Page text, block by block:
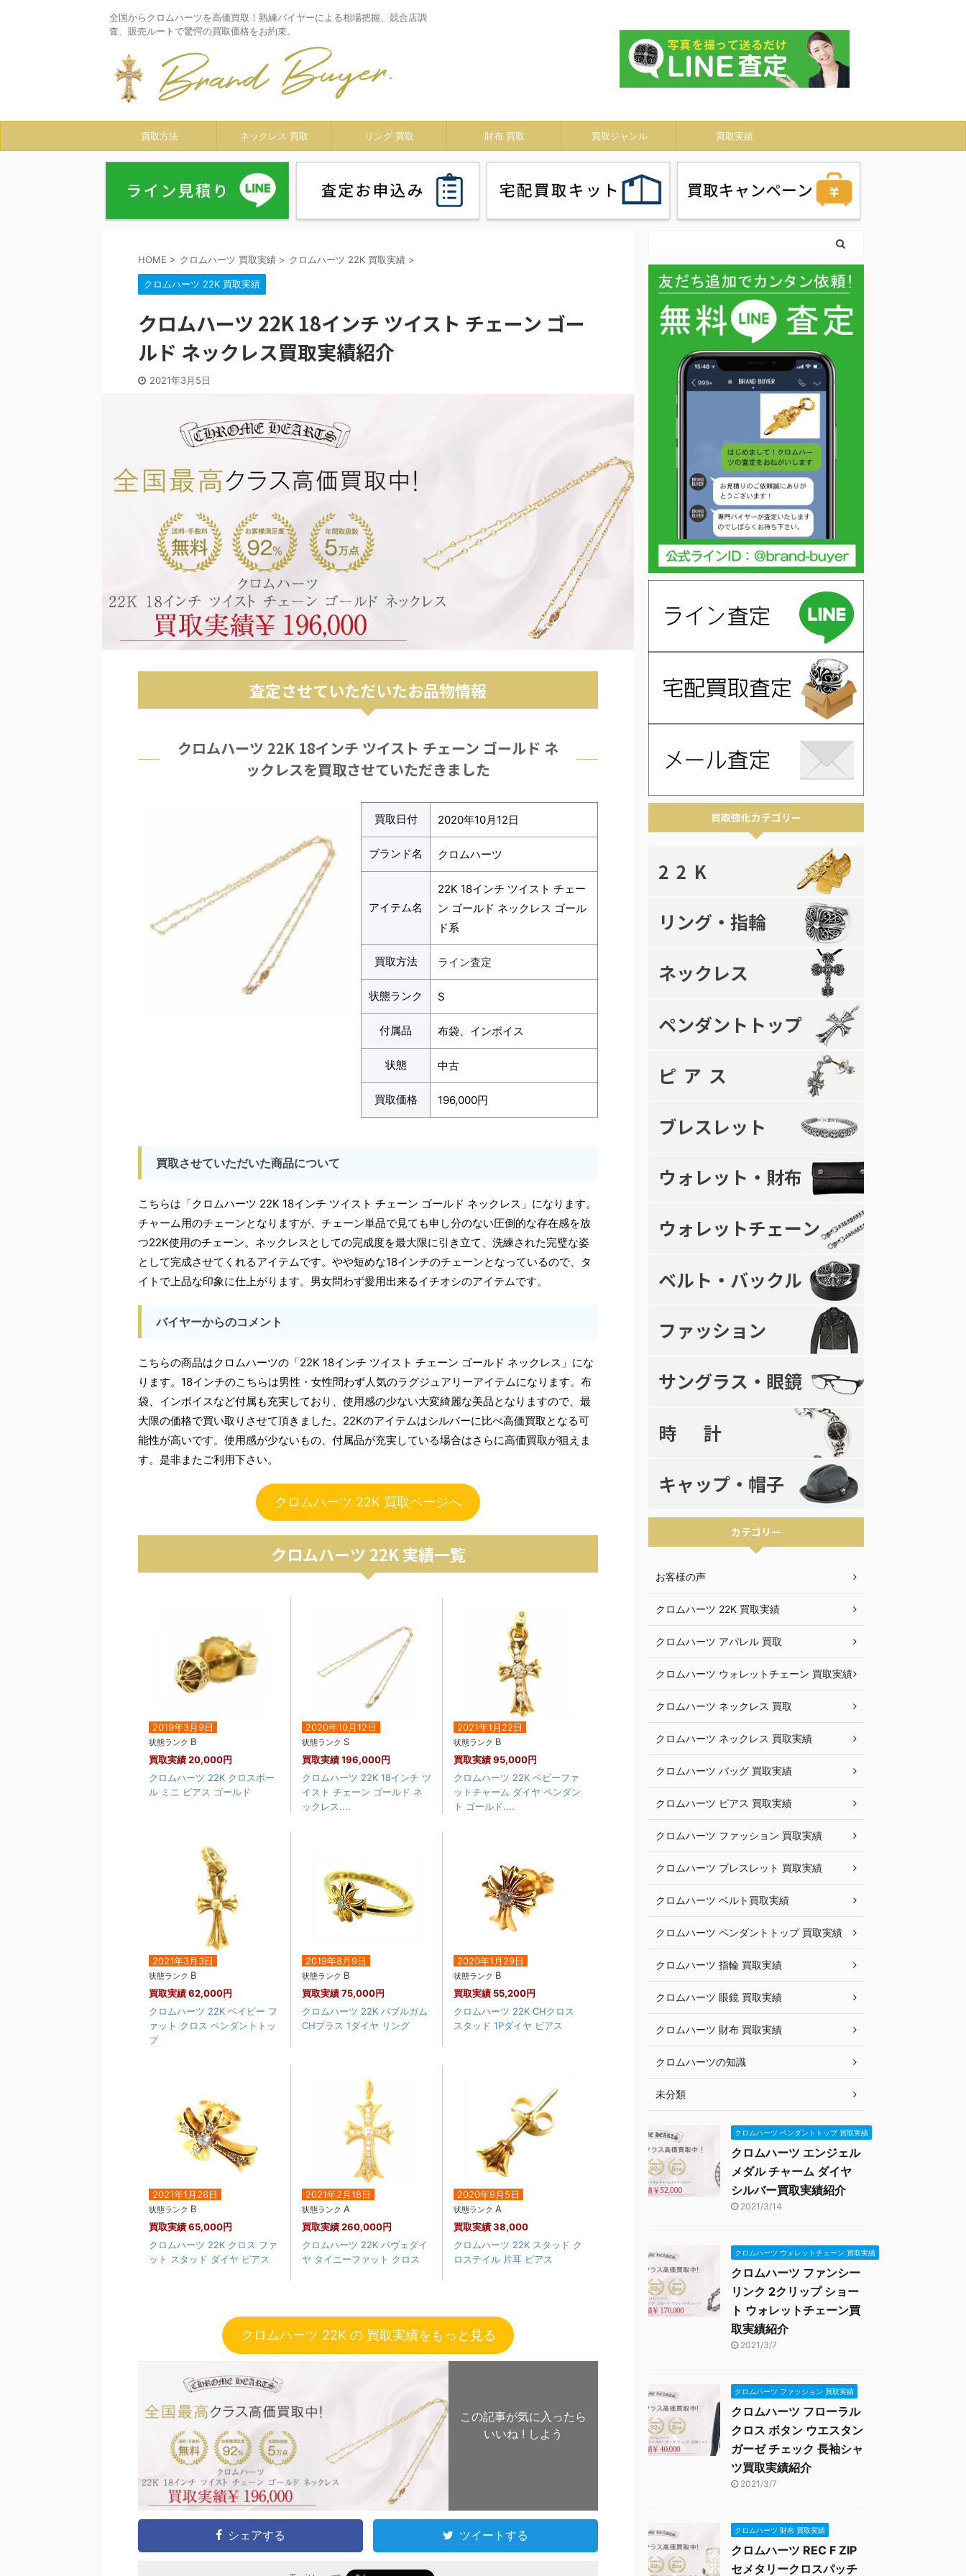
全国からクロムハーツを高価買取！熟練バイヤーによる相場把握、競合店調
査、販売ルートで驚愕の買取価格をお約束。
買取方法 ネックレス 買取 リング 買取 財布 買取 買取ジャンル 買取実績
HOME > クロムハーツ 買取実績 > クロムハーツ 22K 買取実績 >
クロムハーツ 22K 買取実績
クロムハーツ 22K 18インチ ツイスト チェーン ゴー
ルド ネックレス買取実績紹介
2021年3月5日
査定させていただいたお品物情報
クロムハーツ 22K 18インチ ツイスト チェーン ゴールド ネ
ックレスを買取させていただきました
買取日付 2020年10月12日
ブランド名 クロムハーツ
アイテム名
22K 18インチ ツイスト チェー
ン ゴールド ネックレス ゴール
ド系
買取方法 ライン査定
状態ランク S
付属品 布袋、インボイス
状態 中古
買取価格 196,000円
買取させていただいた商品について
こちらは「クロムハーツ 22K 18インチ ツイスト チェーン ゴールド ネックレス」になります。
チャーム用のチェーンとなりますが、チェーン単品で見ても申し分のない圧倒的な存在感を放
つ22K使用のチェーン。ネックレスとしての完成度を最大限に引き立て、洗練された完璧な姿
として完成させてくれるアイテムです。やや短めな18インチのチェーンとなっているので、タ
イトで上品な印象に仕上がります。男女問わず愛用出来るイチオシのアイテムです。
バイヤーからのコメント
こちらの商品はクロムハーツの「22K 18インチ ツイスト チェーン ゴールド ネックレス」にな
ります。18インチのこちらは男性・女性問わず人気のラグジュアリーアイテムになります。布
袋、インボイスなど付属も充実しており、使用感の少ない大変綺麗な美品となりますので、最
大限の価格で買い取りさせて頂きました。22Kのアイテムはシルバーに比べ高価買取となる可
能性が高いです。使用感が少ないもの、付属品が充実している場合はさらに高価買取が狙えま
す。是非またご利用下さい。
クロムハーツ 22K 買取ページへ
クロムハーツ 22K 実績一覧
2019年3月9日
状態ランク B
買取実績20,000円
クロムハーツ 22K クロスボー
ル ミニ ピアス ゴールド
2020年10月12日
状態ランク S
買取実績196,000円
クロムハーツ 22K 18インチ ツ
イスト チェーン ゴールド ネ
ックレス....
2021年1月22日
状態ランク B
買取実績95,000円
クロムハーツ 22K ベビーファ
ットチャーム ダイヤ ペンダン
ト ゴールド....
2021年3月3日
状態ランク B
買取実績62,000円
クロムハーツ 22K ベイビー フ
ァット クロス ペンダントトッ
プ
2019年8月9日
状態ランク B
買取実績75,000円
クロムハーツ 22K バブルガム
CHプラス 1ダイヤ リング
2020年1月29日
状態ランク B
買取実績 55,200円
クロムハーツ 22K CHクロス
スタッド 1Pダイヤ ピアス
2021年1月26日
状態ランク B
買取実績65,000円
クロムハーツ 22K クロス ファ
ット スタッド ダイヤ ピアス
2021年2月18日
状態ランク A
買取実績260,000円
クロムハーツ 22K パヴェダイ
ヤ タイニーファット クロス
2020年9月5日
状態ランク A
買取実績38,000
クロムハーツ 22K スタッド ク
ロステイル 片耳 ピアス
クロムハーツ 22K の 買取実績をもっと見る
この記事が気に入ったら
いいね ! しよう
シェアする ツイートする
買取強化カテゴリー
カテゴリー
お客様の声
クロムハーツ 22K 買取実績
クロムハーツ アパレル 買取
クロムハーツ ウォレットチェーン 買取実績
クロムハーツ ネックレス 買取
クロムハーツ ネックレス 買取実績
クロムハーツ バッグ 買取実績
クロムハーツ ピアス 買取実績
クロムハーツ ファッション 買取実績
クロムハーツ ブレスレット 買取実績
クロムハーツ ベルト買取実績
クロムハーツ ペンダントトップ 買取実績
クロムハーツ 指輪 買取実績
クロムハーツ 眼鏡 買取実績
クロムハーツ 財布 買取実績
クロムハーツの知識
未分類
クロムハーツ ペンダントトップ 買取実績
クロムハーツ エンジェル
メダル チャーム ダイヤ
シルバー買取実績紹介
2021/3/14
クロムハーツ ウォレットチェーン 買取実績
クロムハーツ ファンシー
リンク 2クリップ ショー
ト ウォレットチェーン買
取実績紹介
2021/3/7
クロムハーツ ファッション 買取実績
クロムハーツ フローラル
クロス ボタン ウエスタン
ガーゼ チェック 長袖シャ
ツ買取実績紹介
2021/3/7
クロムハーツ 財布 買取実績
クロムハーツ REC F ZIP
セメタリークロスパッチ